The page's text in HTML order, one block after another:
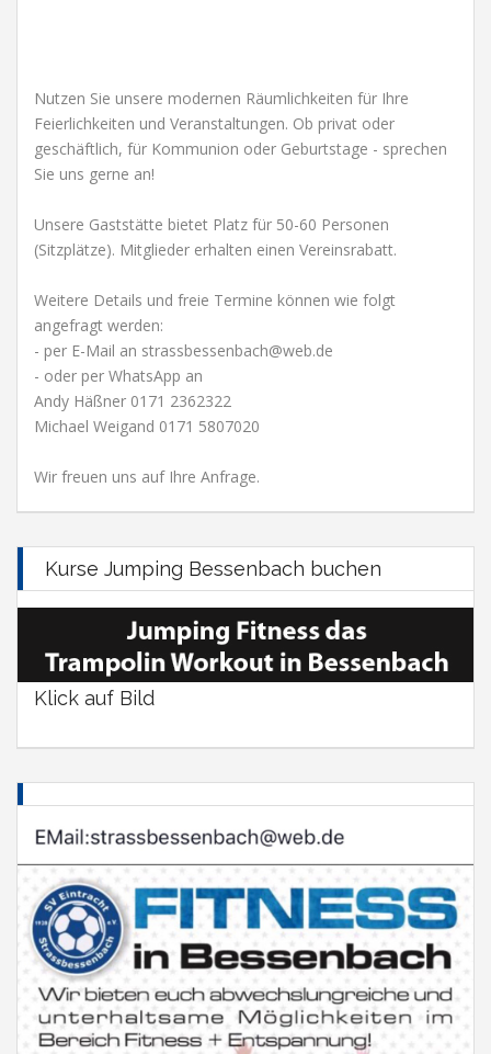
Nutzen Sie unsere modernen Räumlichkeiten für Ihre
Feierlichkeiten und Veranstaltungen. Ob privat oder
geschäftlich, für Kommunion oder Geburtstage - sprechen
Sie uns gerne an!
Unsere Gaststätte bietet Platz für 50-60 Personen
(Sitzplätze). Mitglieder erhalten einen Vereinsrabatt.
Weitere Details und freie Termine können wie folgt
angefragt werden:
- per E-Mail an strassbessenbach@web.de
- oder per WhatsApp an
Andy Häßner 0171 2362322
Michael Weigand 0171 5807020
Wir freuen uns auf Ihre Anfrage.
Kurse Jumping Bessenbach buchen
Klick auf Bild